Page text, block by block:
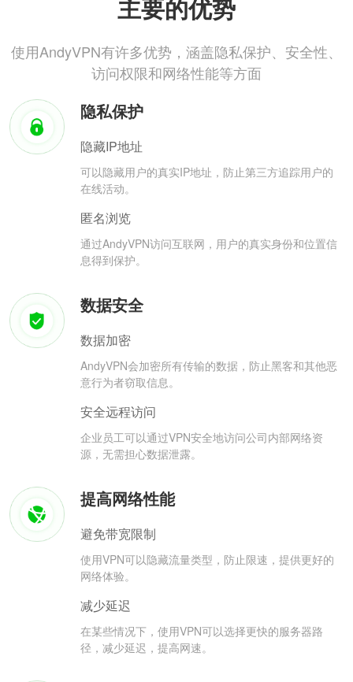
主要的优势
使用AndyVPN有许多优势，涵盖隐私保护、安全性、
访问权限和网络性能等方面
隐私保护
隐藏IP地址
可以隐藏用户的真实IP地址，防止第三方追踪用户的
在线活动。
匿名浏览
通过AndyVPN访问互联网，用户的真实身份和位置信
息得到保护。
数据安全
数据加密
AndyVPN会加密所有传输的数据，防止黑客和其他恶
意行为者窃取信息。
安全远程访问
企业员工可以通过VPN安全地访问公司内部网络资
源，无需担心数据泄露。
提高网络性能
避免带宽限制
使用VPN可以隐藏流量类型，防止限速，提供更好的
网络体验。
减少延迟
在某些情况下，使用VPN可以选择更快的服务器路
径，减少延迟，提高网速。